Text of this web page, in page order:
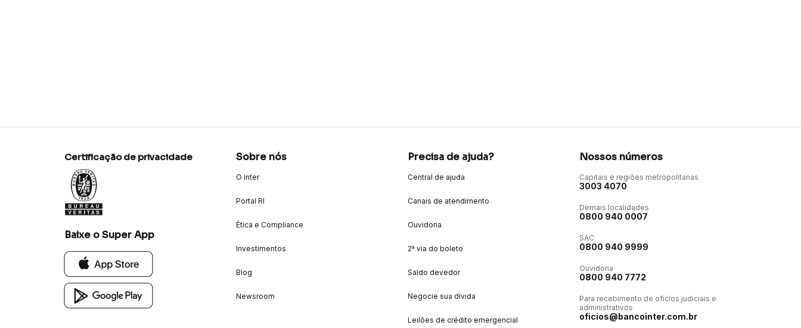
Certificação de privacidade
Baixe o Super App
Sobre nós
O Inter
Portal RI
Ética e Compliance
Investimentos
Blog
Newsroom
Precisa de ajuda?
Central de ajuda
Canais de atendimento
Ouvidoria
2ª via do boleto
Saldo devedor
Negocie sua dívida
Leilões de crédito emergencial
Nossos números
Capitais e regiões metropolitanas
3003 4070
Demais localidades
0800 940 0007
SAC
0800 940 9999
Ouvidoria
0800 940 7772
Para recebimento de ofícios judiciais e
administrativos
oficios@bancointer.com.br